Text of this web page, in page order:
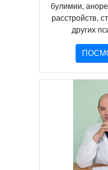
булимии,
расстройств,
других